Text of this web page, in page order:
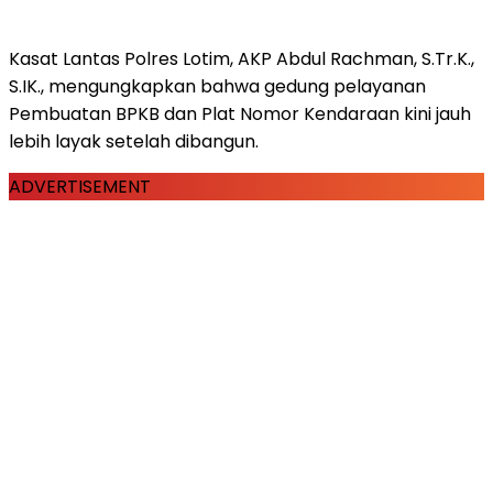
Kasat Lantas Polres Lotim, AKP Abdul Rachman, S.Tr.K.,
S.IK., mengungkapkan bahwa gedung pelayanan
Pembuatan BPKB dan Plat Nomor Kendaraan kini jauh
lebih layak setelah dibangun.
ADVERTISEMENT